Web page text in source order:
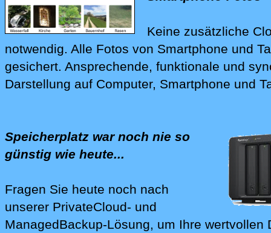
Keine zusätzliche
notwendig. Alle Fotos von Smartphone und
gesichert. Ansprechende, funktionale und
Darstellung auf Computer, Smartphone und
Speicherplatz war noch nie so
günstig wie heute...
Fragen Sie heute noch nach
unserer PrivateCloud- und
Mana‍ged­Backup-Lösung, um Ihre wertvollen